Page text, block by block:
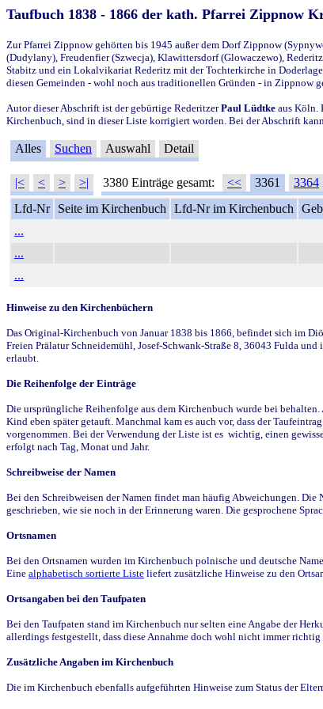
Taufbuch 1838 - 1866 der kath. Pfarrei Zippnow
Zur Pfarrei Zippnow gehörten bis 1945 außer dem Dorf Zippnow
(Dudylany), Freudenfier (Szwecja), Klawittersdorf (Glowaczewo),
Stabitz und ein Lokalvikariat Rederitz mit der Tochterkirche in
diesen Gemeinden - wohl noch aus traditionellen Gründen - in Zippnow
Autor dieser Abschrift ist der gebürtige RederitzerPaul Lüdtke aus Köln.
Kirchenbuch, sind in dieser Liste korrigiert worden. Bei der Abschrift
Alles Suchen Auswahl Detail
|< < > >| 3380 Einträge gesamt: << 3361 3364
Lfd-Nr
Seite im Kirchenbuch Lfd-Nr im Kirchenbuch
...
...
...
Hinweise zu den Kirchenbüchern
Das Original-Kirchenbuch von Januar 1838 bis 1866, befindet sich im
Freien Prälatur Schneidemühl, Josef-Schwank-Straße 8, 36043 Fulda
erlaubt.
Die Reihenfolge der Einträge
Die ursprüngliche Reihenfolge aus dem Kirchenbuch wurde bei
Kind eben später getauft. Manchmal kam es auch vor, dass der
vorgenommen. Bei der Verwendung der Liste ist es wichtig, einen
erfolgt nach Tag, Monat und Jahr.
Schreibweise der Namen
Bei den Schreibweisen der Namen findet man häufig Abweichungen. Die
geschrieben, wie sie noch in der Erinnerung waren. Die gesprochene
Ortsnamen
Bei den Ortsnamen wurden im Kirchenbuch polnische und deutsche
Eine alphabetisch sortierte Liste liefert zusätzliche Hinweise zu den
Ortsangaben bei den Taufpaten
Bei den Taufpaten stand im Kirchenbuch nur selten eine Angabe der
allerdings festgestellt, dass diese Annahme doch wohl nicht immer
Zusätzliche Angaben im Kirchenbuch
Die im Kirchenbuch ebenfalls aufgeführten Hinweise zum Status der